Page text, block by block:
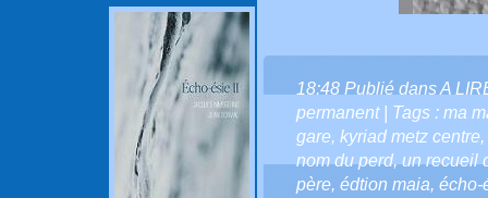
18:48 Publié dansA
permanent| Tags : ma
gare, kyriad metz centre,
nom du perd,un recueil
père, édtion maia, écho-